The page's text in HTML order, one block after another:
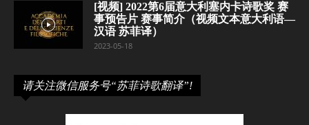
[视频] 2022第6届意大利塞内卡诗歌奖 赛
事预告片 赛事简介（视频文本意大利语—
汉语 苏菲译）
2023-05-18
请关注微信服务号“苏菲诗歌翻译”!